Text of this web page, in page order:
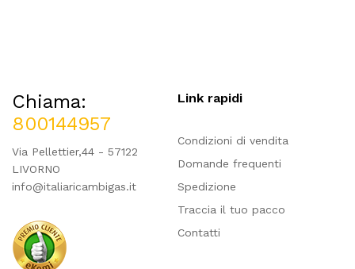
Chiama:
800144957
Via Pellettier,44 - 57122
LIVORNO
info@italiaricambigas.it
Link rapidi
Condizioni di vendita
Domande frequenti
Spedizione
Traccia il tuo pacco
Contatti